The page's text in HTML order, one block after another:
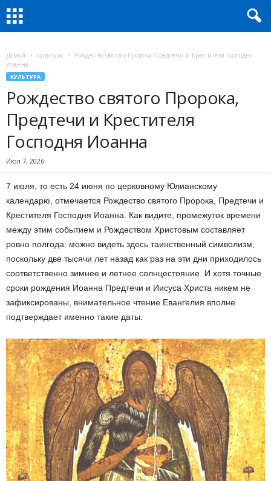
Домой культура
Рождество святого Пророка, Предтечи и Крестителя Господня
Иоанна
КУЛЬТУРА
Рождество святого Пророка,
Предтечи и Крестителя
Господня Иоанна
Июл 7, 2026
7 июля, то есть 24 июня по церковному Юлианскому
календарю, отмечается Рождество святого Пророка, Предтечи и
Крестителя Господня Иоанна. Как видите, промежуток времени
между этим событием и Рождеством Христовым составляет
ровно полгода: можно видеть здесь таинственный символизм,
поскольку две тысячи лет назад как раз на эти дни приходилось
соответственно зимнее и летнее солнцестояние. И хотя точные
сроки рождения Иоанна Предтечи и Иисуса Христа никем не
зафиксированы, внимательное чтение Евангелия вполне
подтверждает именно такие даты.